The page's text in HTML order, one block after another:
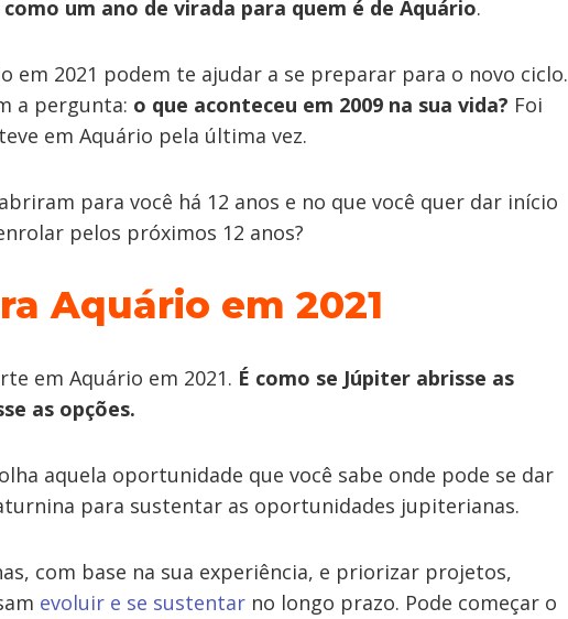
um ano de virada para quem é de Aquário.
em 2021 podem te ajudar a se preparar para o novo ciclo.
a pergunta: o que aconteceu em 2009 na sua vida? Foi
em Aquário pela última vez.
para você há 12 anos e no que você quer dar início
pelos próximos 12 anos?
Aquário em 2021
em Aquário em 2021. É como se Júpiter abrisse as
as opções.
aquela oportunidade que você sabe onde pode se dar
para sustentar as oportunidades jupiterianas.
com base na sua experiência, e priorizar projetos,
evoluir e se sustentar no longo prazo. Pode começar o